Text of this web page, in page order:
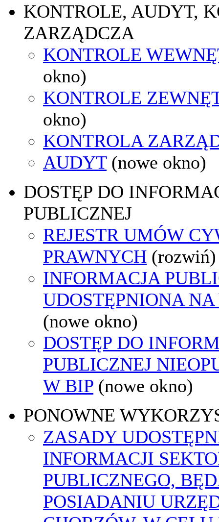
KONTROLE, AUDYT,
ZARZĄDCZA
KONTROLE
okno)
KONTROLE
okno)
KONTROLA
AUDYT (nowe okno)
DOSTĘP DO
PUBLICZNEJ
REJESTR UMÓW
PRAWNYCH (rozwiń)
INFORMACJA
UDOSTĘPNIONA
(nowe okno)
DOSTĘP DO
PUBLICZNEJ
W BIP (nowe okno)
PONOWNE
ZASADY
INFORMACJI
PUBLICZNEGO,
POSIADANIU